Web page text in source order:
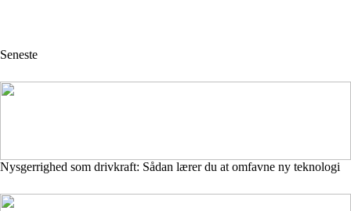
Seneste
Nysgerrighed som drivkraft: Sådan lærer du at omfavne ny teknologi